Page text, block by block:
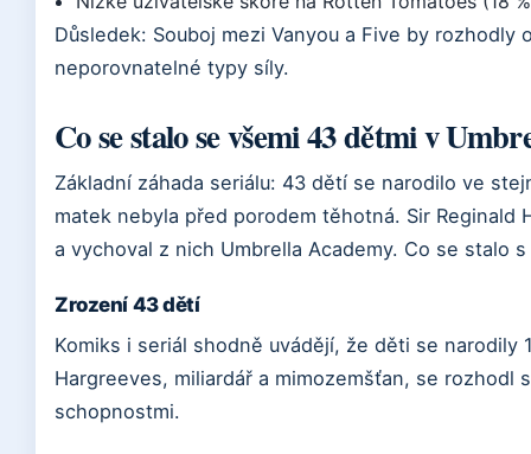
Důsledek: Souboj mezi Vanyou a Five by
neporovnatelné typy síly.
Co se stalo se všemi 43 dětmi v
Základní záhada seriálu: 43 dětí se narodilo ve
matek nebyla před porodem těhotná. Sir Reginald
a vychoval z nich Umbrella Academy. Co se stalo
Zrození 43 dětí
Komiks i seriál shodně uvádějí, že děti se narodily
Hargreeves, miliardář a mimozemšťan, se rozhodl
schopnostmi.